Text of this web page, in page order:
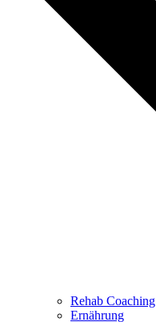
Rehab Coaching
Ernährung